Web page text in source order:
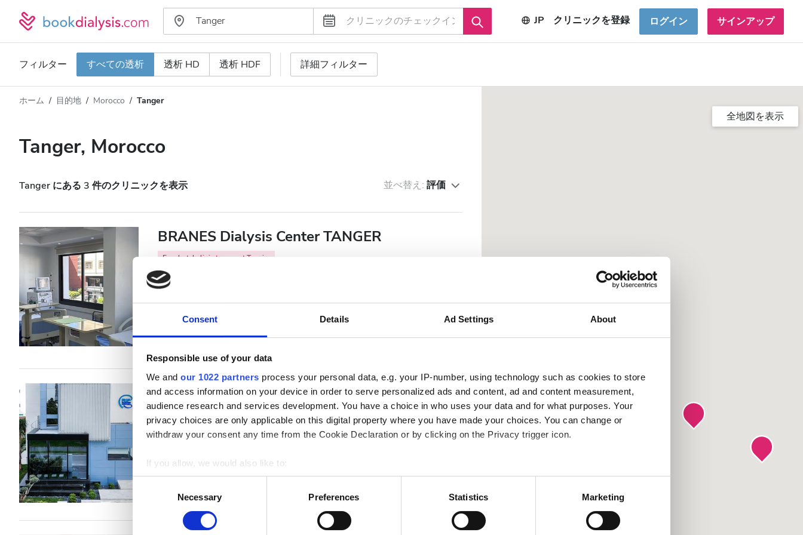
Consent Details Ad Settings About
Responsible use of your data
We and our 1022 partners process your personal data, e.g. your IP-number, using technology such as cookies to store
and access information on your device in order to serve personalized ads and content, ad and content measurement,
audience research and services development. You have a choice in who uses your data and for what purposes. Your
privacy choices are only applicable on this digital property where you have made your choices. You can change or
withdraw your consent any time from the Cookie Declaration or by clicking on the Privacy trigger icon.
If you allow, we would also like to:
Collect information about your geographical location which can be accurate to within several meters
Identify your device by actively scanning it for specific characteristics (fingerprinting)
Find out more about how your personal data is processed and set your preferences in the
Consent
Selection
Necessary Preferences Statistics Marketing
JP クリニックを登録 ログイン サインアップ
フィルター すべての透析 透析 HD 透析 HDF 詳細フィルター
透析タイプ
透析 HD
透析 HDF
対応
HIV患者
B型肝炎患者
C型肝炎患者
EHIC
施設
軽食
無料WiFi
テレビ画面
無料送迎
無料駐車場
距離
評価
ホーム 目的地 Morocco Tanger
Tanger, Morocco
Tanger にある 3 件のクリニックを表示 並べ替え:評価
BRANES Dialysis Center TANGER
Free hotel clinic transport Tangier
Tanger, Morocco
軽食 無料WiFi テレビスクリーン 無料送迎 無料駐車場
1回の治療あたり
予約する
Centre de Néphrologie et de Dialyse RIF
軽食 無料WiFi テレビスクリーン 無料送迎 無料駐車場
透析 HDF €250
予約する
全地図を表示